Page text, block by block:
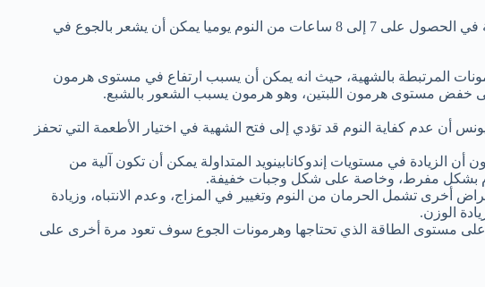
الأشخاص الذين يسهرون أو أولئك الذين لديهم صعوبة في الحصول على 7 إلى 8 ساعات من النوم يوميا يمكن أن يشعر بالجوع في
المرتبطة بالشهية، حيث انه يمكن أن يسبب ارتفاع في مستوى هرمون
خفض مستوى هرمون اللبتين، وهو هرمون يسبب الشعور بالشبع.
ناتشر كومونيكاتيونس أن عدم كفاية النوم قد تؤدي إلى فتح الشهية في اختيار الأطعمة التي تحفز
أوضح الباحثون أن الزيادة في مستويات إندوكانابينويد المتداولة يمكن أن تكون آلية من
بشكل مفرط، وخاصة على شكل وجبات خفيفة.
أخرى تشمل الحرمان من النوم وتغيير في المزاج، وعدم الانتباه، وزيادة
الوزن.
يجعلك تحصل على مستوى الطاقة الذي تحتاجها وهرمونات الجوع سوف تعود مرة أخرى على